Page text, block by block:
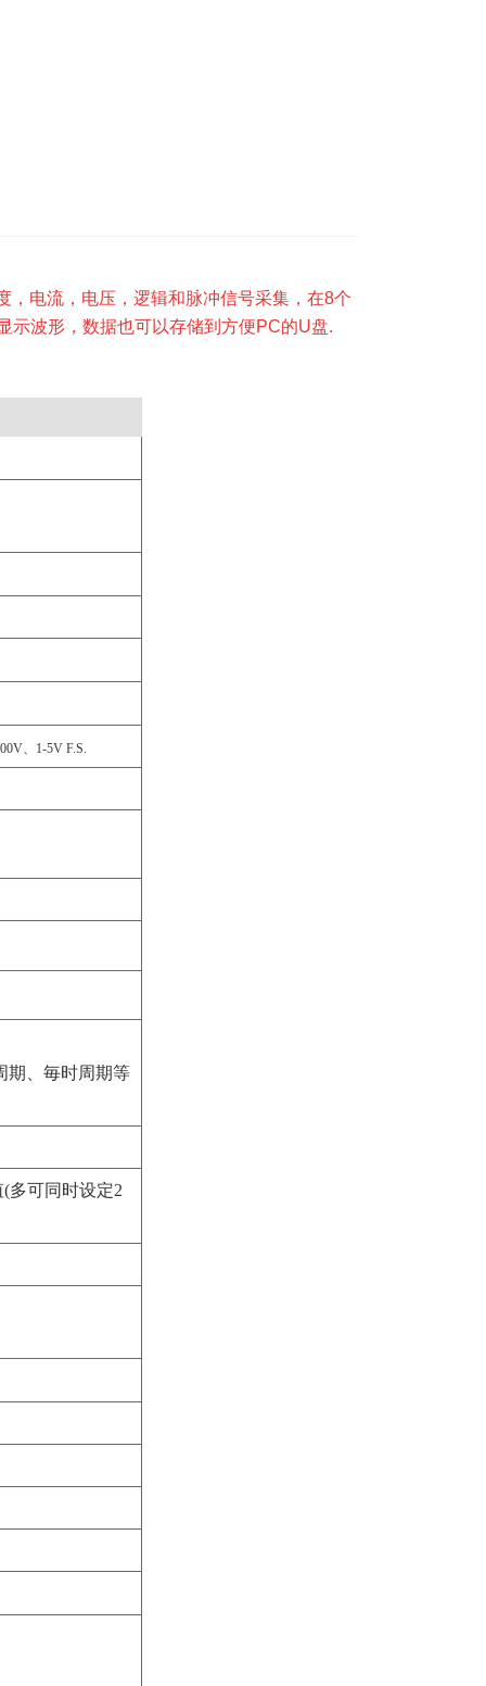
电流，电压，逻辑和脉冲信号采集，在8个
示波形，数据也可以存储到方便PC的U盘.
、1-5V F.S.
期、毎时周期等
多可同时设定2